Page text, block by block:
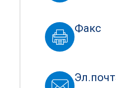
Факс